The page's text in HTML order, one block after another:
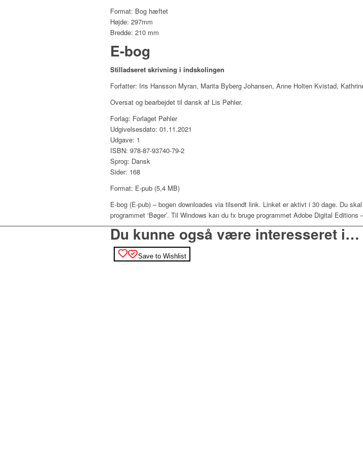
Format: Bog hæftet
Højde: 297mm
Bredde: 210 mm
E-bog
Stilladseret skrivning i indskolingen
Forfatter: Iris Hansson Myran, Marita Byberg Johansen, Anne Holten Kvistad,
Oversat og bearbejdet til dansk af Lis Pøhler.
Forlag: Forlaget Pøhler
Udgivelsesdato: 01.11.2021
Udgave: 1
ISBN: 978-87-93740-79-2
Sprog: Dansk
Sider: 168
Format: E-pub (5,4 MB)
E-bog (E-pub) – bogen downloades via tilsendt link. Linket er aktivt i 30 dage. Du
programmet ‘Bøger’. Til Windows kan du fx bruge programmet Adobe Digital Editions
Du kunne også være interesseret i…
Save to Wishlist